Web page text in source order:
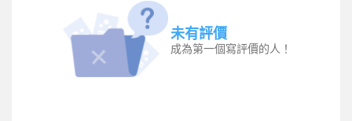
未有評價
成為第一個寫評價的人！